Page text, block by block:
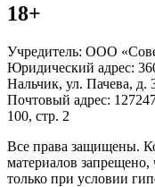
18+
Учредитель: ООО
Юридический адрес:
Нальчик, ул. Пачева, д.
Почтовый адрес:
100, стр. 2
Все права защищены.
материалов
только при условии